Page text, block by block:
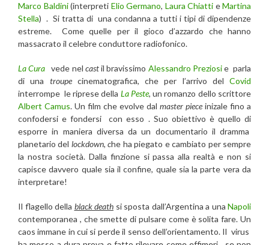
Marco Baldini(interpreti Elio Germano, Laura Chiatti eMartina
Stella) . Si tratta di una condanna a tutti i tipi di dipendenze
estreme. Come quelle per il gioco d’azzardo che hanno
massacrato il celebre conduttore radiofonico.
La Cura vede nel castil bravissimo Alessandro Preziosie parla
di una troupe cinematografica, che per l’arrivo del Covid
interrompe le riprese della La Peste, un romanzo dello scrittore
Albert Camus. Un film che evolve dal master piece inizale fino a
confodersi e fondersi con esso . Suo obiettivo è quello di
esporre in maniera diversa da un documentario il dramma
planetario del lockdown, che ha piegato e cambiato per sempre
la nostra società. Dalla finzione si passa alla realtà e non si
capisce davvero quale sia il confine, quale sia la parte vera da
interpretare!
Il flagello della black death si sposta dall’Argentina a una Napoli
contemporanea , che smette di pulsare come è solita fare. Un
caos immane in cui si perde il senso dell’orientamento. Il virus